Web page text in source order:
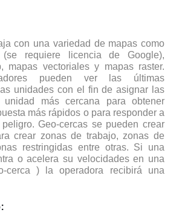
con una variedad de mapas como
(se requiere licencia de Google),
mapas vectoriales y mapas raster.
pueden ver las últimas
unidades con el fin de asignar las
unidad más cercana para obtener
más rápidos o para responder a
Geo-cercas se pueden crear
crear zonas de trabajo, zonas de
restringidas entre otras. Si una
o acelera su velocidades en una
cerca ) la operadora recibirá una